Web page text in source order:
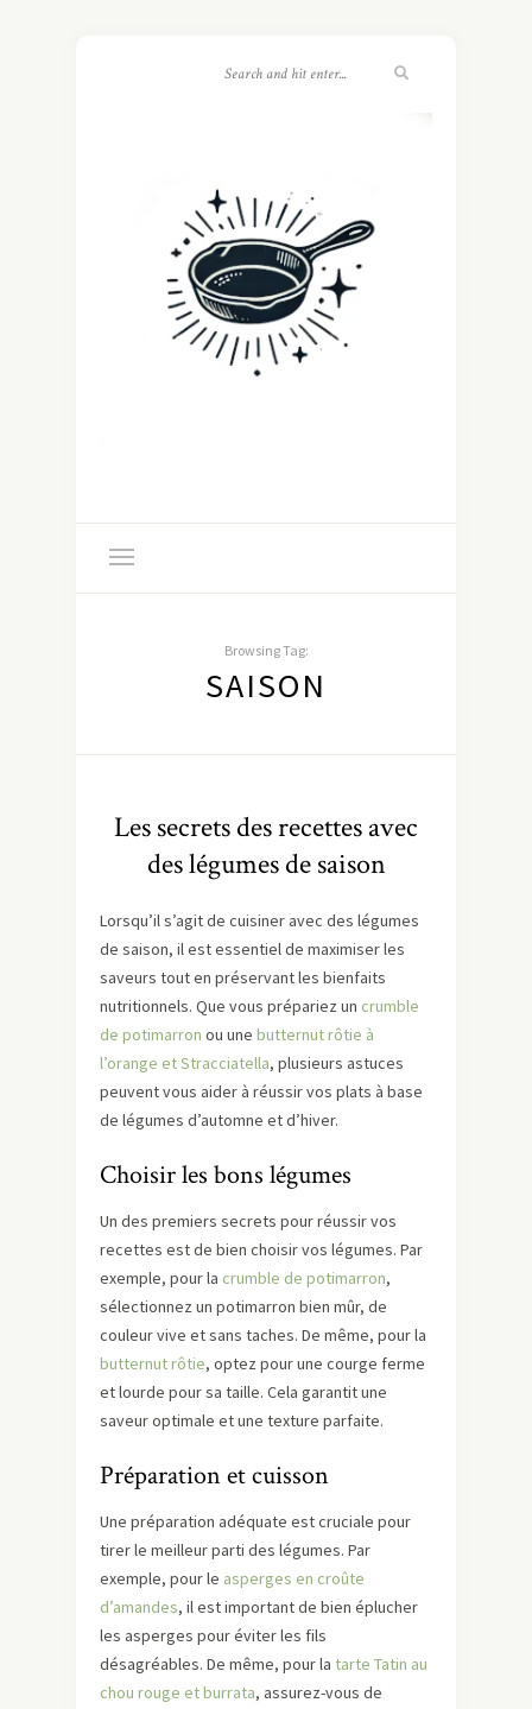
Browsing Tag:
SAISON
Les secrets des recettes avec
des légumes de saison
Lorsqu’il s’agit de cuisiner avec des légumes
de saison, il est essentiel de maximiser les
saveurs tout en préservant les bienfaits
nutritionnels. Que vous prépariez un crumble
de potimarron ou une butternut rôtie à
l’orange et Stracciatella, plusieurs astuces
peuvent vous aider à réussir vos plats à base
de légumes d’automne et d’hiver.
Choisir les bons légumes
Un des premiers secrets pour réussir vos
recettes est de bien choisir vos légumes. Par
exemple, pour la crumble de potimarron,
sélectionnez un potimarron bien mûr, de
couleur vive et sans taches. De même, pour la
butternut rôtie, optez pour une courge ferme
et lourde pour sa taille. Cela garantit une
saveur optimale et une texture parfaite.
Préparation et cuisson
Une préparation adéquate est cruciale pour
tirer le meilleur parti des légumes. Par
exemple, pour le asperges en croûte
d’amandes, il est important de bien éplucher
les asperges pour éviter les fils
désagréables. De même, pour la tarte Tatin au
chou rouge et burrata, assurez-vous de